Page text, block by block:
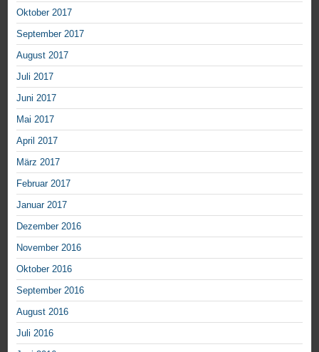
Oktober 2017
September 2017
August 2017
Juli 2017
Juni 2017
Mai 2017
April 2017
März 2017
Februar 2017
Januar 2017
Dezember 2016
November 2016
Oktober 2016
September 2016
August 2016
Juli 2016